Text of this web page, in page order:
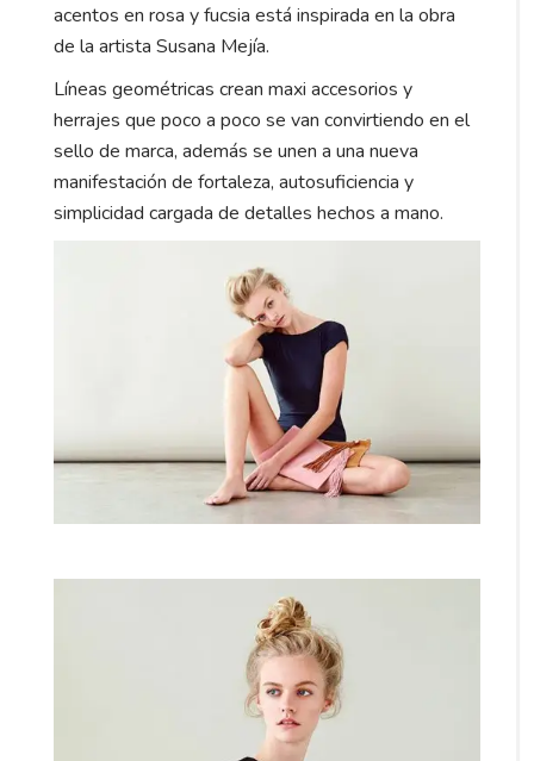
acentos en rosa y fucsia está inspirada en la obra
de la artista Susana Mejía.
Líneas geométricas crean maxi accesorios y
herrajes que poco a poco se van convirtiendo en el
sello de marca, además se unen a una nueva
manifestación de fortaleza, autosuficiencia y
simplicidad cargada de detalles hechos a mano.